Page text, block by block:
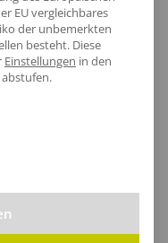
bietet nicht nur
aus
EU vergleichbares
der unbemerkten
besteht. Diese
Einstellungen in den
für die eine